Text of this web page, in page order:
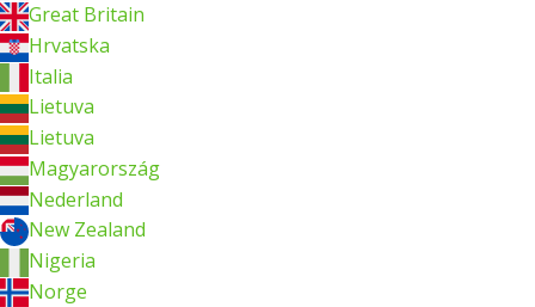
Great Britain
Hrvatska
Italia
Lietuva
Lietuva
Magyarország
Nederland
New Zealand
Nigeria
Norge